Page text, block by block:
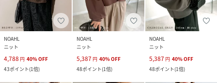
NOAHL
ニット
4,788 円 40%OFF
43ポイント(1倍)
NOAHL
ニット
5,387 円 40%OFF
48ポイント(1倍)
NOAHL
ニット
5,387 円 40%OFF
48ポイント(1倍)